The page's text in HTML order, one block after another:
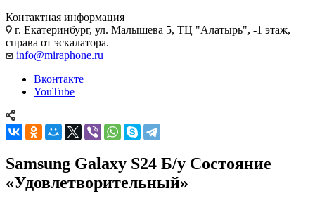
Контактная информация
г. Екатеринбург, ул. Малышева 5, ТЦ "Алатырь", -1 этаж,
справа от эскалатора.
info@miraphone.ru
Вконтакте
YouTube
Samsung Galaxy S24 Б/у Состояние
«Удовлетворительный»